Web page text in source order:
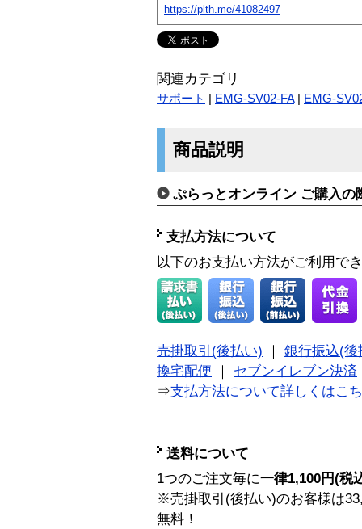
https://plth.me/41082497
関連カテゴリ
サポート EMG-SV02-FA| EMG-
商品説明
ぷらっとオンライン ご購入の
支払方法について
以下のお支払い方法がご利用で
売掛取引(後払い)
銀行振込(後
換宅配便
セブンイレブン決済
⇒支払方法について詳しくはこ
送料について
1つのご注文毎に一律1,100円(税
※売掛取引(後払い)のお客様は
無料！